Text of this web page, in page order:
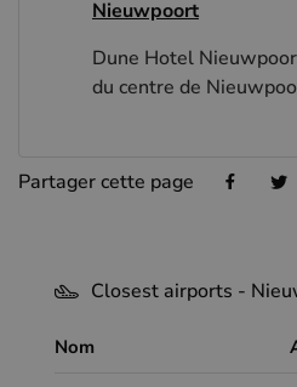
Nieuwpoort
Dune Hotel
du centre de
Partager cette page
Closest airports -
Nom